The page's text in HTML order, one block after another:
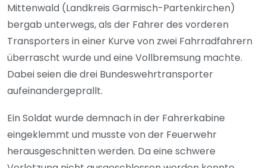
Mittenwald (Landkreis Garmisch-Partenkirchen)
bergab unterwegs, als der Fahrer des vorderen
Transporters in einer Kurve von zwei Fahrradfahrern
überrascht wurde und eine Vollbremsung machte.
Dabei seien die drei Bundeswehrtransporter
aufeinandergeprallt.
Ein Soldat wurde demnach in der Fahrerkabine
eingeklemmt und musste von der Feuerwehr
herausgeschnitten werden. Da eine schwere